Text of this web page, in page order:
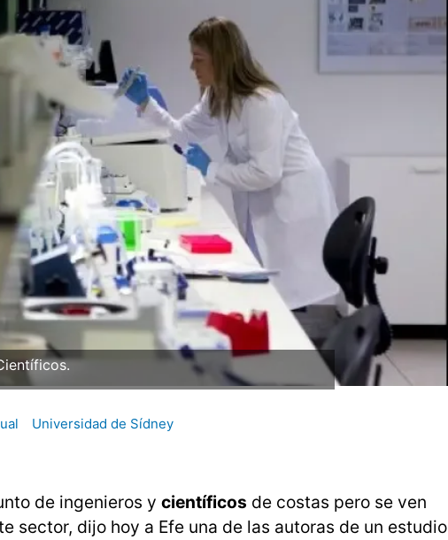
Universidad de Sídney
de ingenieros y científicos de costas pero se ven
sector, dijo hoy a Efe una de las autoras de un estudio